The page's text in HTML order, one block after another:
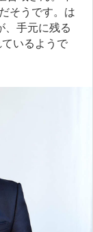
そうです。は
、手元に残る
いるようで